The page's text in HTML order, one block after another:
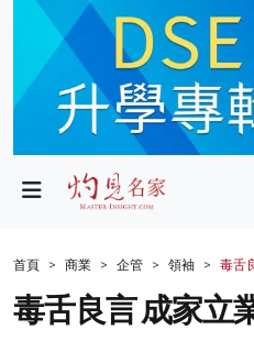
政局
財經
生活
首頁 商業 企管 領袖 毒舌
毒舌良言 成家立